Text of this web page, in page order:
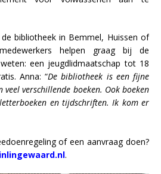
bibliotheek in Bemmel, Huissen of
helpen graag bij de
een jeugdlidmaatschap tot 18
Anna: “De bibliotheek is een fijne
veel verschillende boeken. Ook boeken
en tijdschriften. Ik kom er
of een aanvraag doen?
.